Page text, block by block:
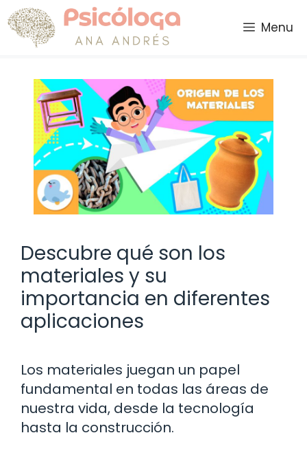
Saltar
al
contenido
Menu
Descubre qué son los
materiales y su
importancia en diferentes
aplicaciones
Los materiales juegan un papel
fundamental en todas las áreas de
nuestra vida, desde la tecnología
hasta la construcción.